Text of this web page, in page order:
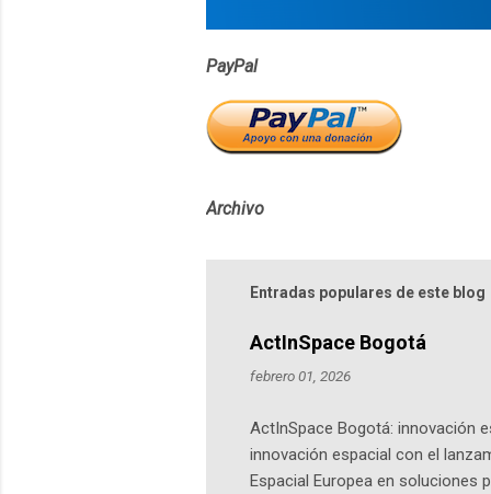
PayPal
Archivo
Entradas populares de este blog
ActInSpace Bogotá
febrero 01, 2026
ActInSpace Bogotá: innovación
innovación espacial con el
Espacial Europea en soluciones